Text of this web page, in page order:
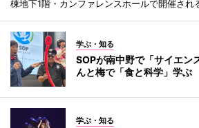
棟地下1階・カンファレンスホールで開催され
学ぶ・知る
SOPが南中野で「サイエ
んと梅で「食と科学」学ぶ
学ぶ・知る